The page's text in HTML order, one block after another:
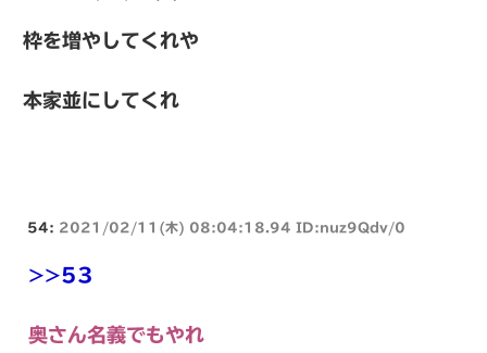
枠を増やしてくれや
本家並にしてくれ
54: 2021/02/11(木) 08:04:18.94 ID:nuz9Qdv/0
>>53
奥さん名義でもやれ